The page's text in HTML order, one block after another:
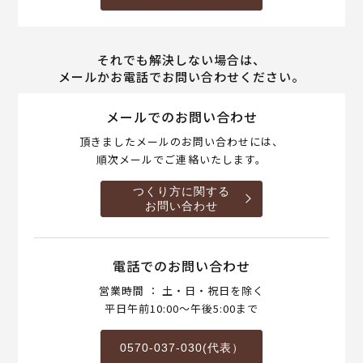
それでも解決しない場合は、
メールかお電話でお問い合わせください。
メールでのお問い合わせ
頂きましたメールのお問い合わせには、
順次メールでご連絡いたします。
つくり方に関する
お問い合わせ
電話でのお問い合わせ
営業時間 ： 土・日・祝日を除く
平日午前10:00～午後5:00まで
0570-037-030(代表）